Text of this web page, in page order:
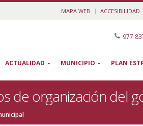
MAPA WEB ACCESIBILIDAD
977
ACTUALIDAD MUNICIPIO PLAN
de organización del